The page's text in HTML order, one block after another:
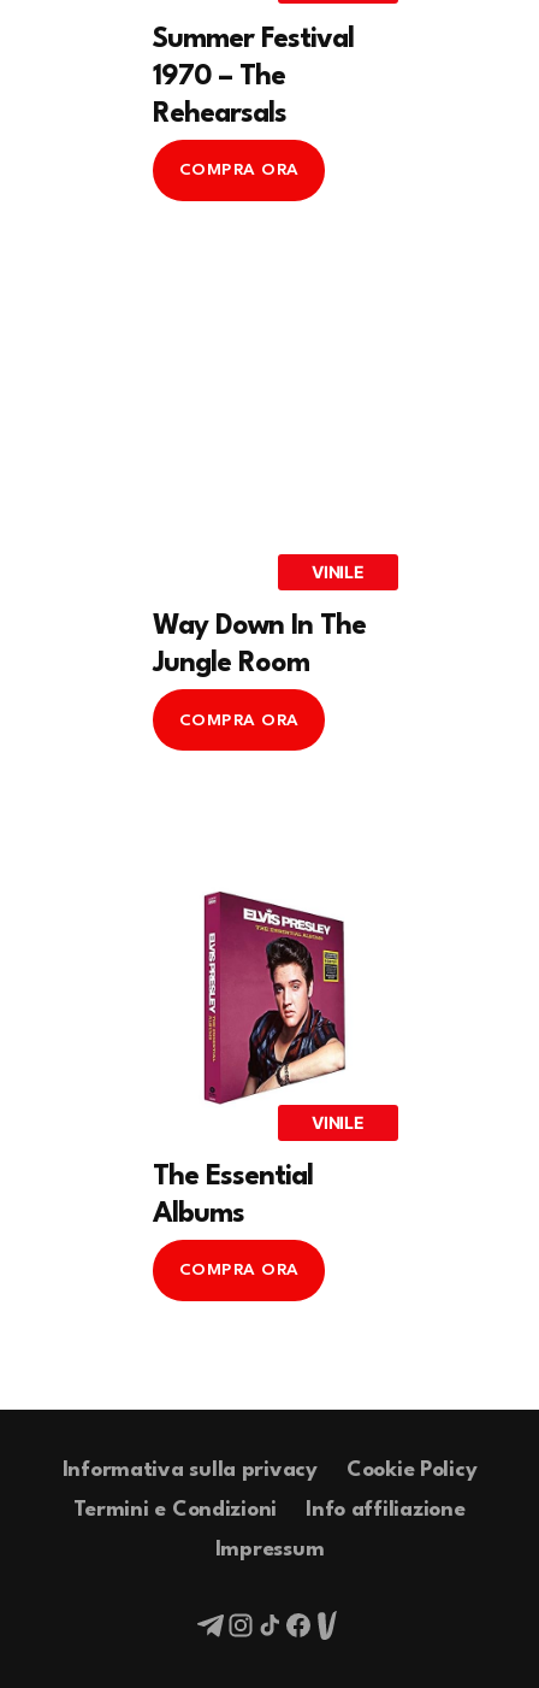
Summer Festival
1970 – The
Rehearsals
COMPRA ORA
VINILE
Way Down In The
Jungle Room
COMPRA ORA
VINILE
The Essential
Albums
COMPRA ORA
Informativa sulla privacy
Cookie Policy
Termini e Condizioni
Info affiliazione
Impressum